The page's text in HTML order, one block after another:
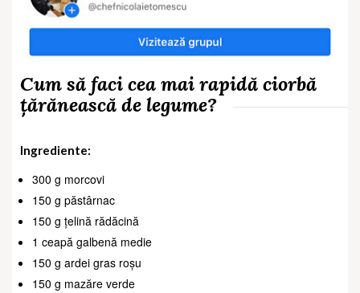
Cum să faci cea mai rapidă ciorbă
țărănească de legume?
Ingrediente:
300 g morcovi
150 g păstârnac
150 g țelină rădăcină
1 ceapă galbenă medie
150 g ardei gras roșu
150 g mazăre verde